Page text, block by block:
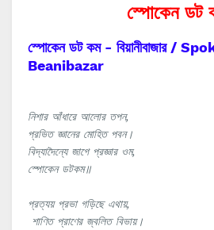
স্পোকেন ডট
স্পোকেন ডট কম - বিয়ানীবাজার /
Beanibazar
নিশার আঁধারে আলোর তপন,
প্রভিত জ্ঞানের মোহিত পবন।
বিদ্যাদৈন্যে জাগে প্রজ্ঞার ওম,
স্পোকেন ডটকম॥
প্রত্যয় প্রভা গড়িছে এথায়,
শাণিত প্রাণের জ্বলিত বিভায়।